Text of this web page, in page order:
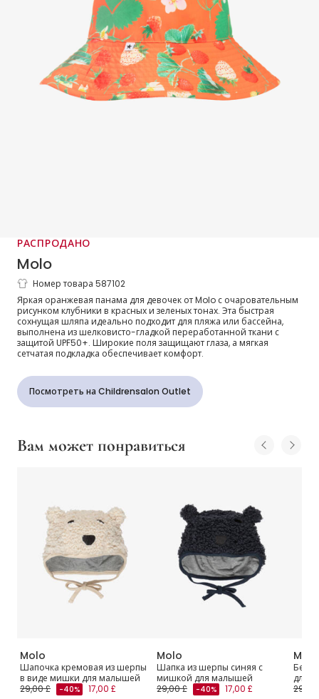
РАСПРОДАНО
Molo
Оранжевая панама с клубничным
принтом для девочек (UPF50+)
Номер товара 587102
Яркая оранжевая панама для девочек от Molo с очаровательным
рисунком клубники в красных и зеленых тонах. Эта быстрая
сохнущая шляпа идеально подходит для пляжа или бассейна,
выполнена из шелковисто-гладкой переработанной ткани с
защитой UPF50+. Широкие поля защищают глаза, а мягкая
сетчатая подкладка обеспечивает комфорт.
Посмотреть на Childrensalon Outlet
Вам может понравиться
Molo
Шапочка кремовая из шерпы
в виде мишки для малышей
29,00 £
-40% 17,00 £
Molo
Шапка из шерпы синяя с
мишкой для малышей
29,00 £
-40% 17,00 £
Molo
для
29,00